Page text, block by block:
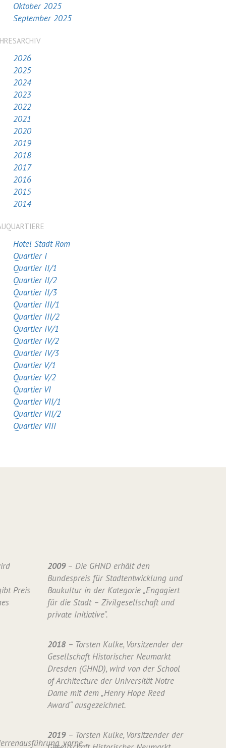
Oktober 2025
September 2025
2026
2025
2024
2023
2022
2021
2020
2019
2018
2017
2016
2015
2014
Hotel Stadt Rom
Quartier I
Quartier II/1
Quartier II/2
Quartier II/3
Quartier III/1
Quartier III/2
Quartier IV/1
Quartier IV/2
Quartier IV/3
Quartier V/1
Quartier V/2
Quartier VI
Quartier VII/1
Quartier VII/2
Quartier VIII
Preis
2009 – Die GHND erhält den
Bundespreis für Stadtentwicklung und
Baukultur in der Kategorie „Engagiert
für die Stadt – Zivilgesellschaft und
private Initiative“.
2018– Torsten Kulke, Vorsitzender der
Gesellschaft Historischer Neumarkt
Dresden (GHND), wird von der School
of Architecture der Universität Notre
Dame mit dem „Henry Hope Reed
Award“ ausgezeichnet.
2019– Torsten Kulke, Vorsitzender der